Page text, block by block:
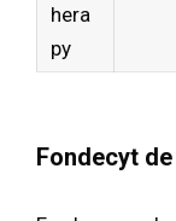
hera
py
Fondecyt